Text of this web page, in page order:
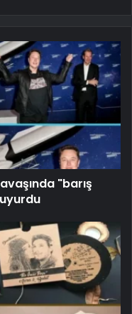
"barış